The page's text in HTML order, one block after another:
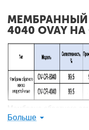
МЕМБРАННЫЙ
4040 OVAY
Мембрана обратного
фильтрующий элемент
Больше